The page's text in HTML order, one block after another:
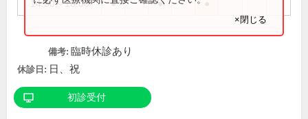
14:30～18:00 ● ●
×閉じる
備考: 臨時休診あり
休診日: 日、祝
初診受付